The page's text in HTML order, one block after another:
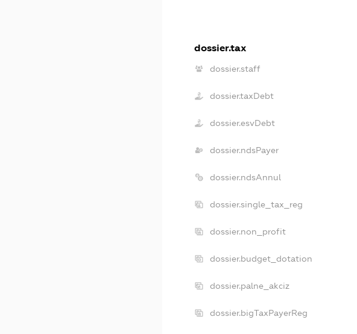
dossier.tax
dossier.staff
dossier.taxDebt
dossier.esvDebt
dossier.ndsPayer
dossier.ndsAnnul
dossier.single_tax_reg
dossier.non_profit
dossier.budget_dotation
dossier.palne_akciz
dossier.bigTaxPayerReg